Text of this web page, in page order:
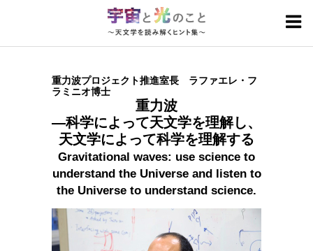
基礎 研究成果 人
技術・計画
電波 赤外線
可視光線
紫外線・X線・ガンマ線
国際光年とは 国立天文台の国際光年
このサイトについて
重力波プロジェクト推進室長 ラファエレ・フ
ラミニオ博士
重力波
―科学によって天文学を理解し、
天文学によって科学を理解する
Gravitational waves: use science to
understand the Universe and listen to
the Universe to understand science.